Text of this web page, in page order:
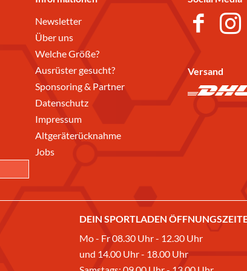
Newsletter
Über uns
Welche Größe?
Ausrüster gesucht?
Sponsoring & Partner
Datenschutz
Impressum
Altgeräterücknahme
Jobs
Versand
DEIN SPORTLADEN
Mo - Fr 08.30 Uhr - 12.30 Uhr
und 14.00 Uhr - 18.00 Uhr